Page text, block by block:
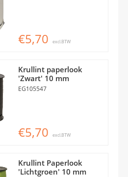
€5,70 excl.BTW
Krullint paperlook
'Zwart' 10 mm
EG105547
€5,70 excl.BTW
Krullint Paperlook
'Lichtgroen' 10 mm